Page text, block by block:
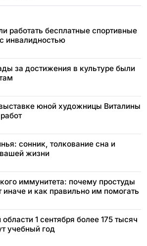
работать бесплатные спортивные
инвалидностью
за достижения в культуре были
юной художницы Виталины
сонник, толкование сна и
жизни
иммунитета: почему простуды
иначе и как правильно им помогать
1 сентября более 175 тысяч
учебный год